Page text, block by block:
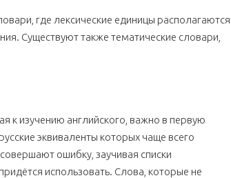
где лексические единицы располагаются
Существуют также тематические словари,
к изучению английского, важно в первую
эквиваленты которых чаще всего
ошибку, заучивая списки
использовать. Слова, которые не